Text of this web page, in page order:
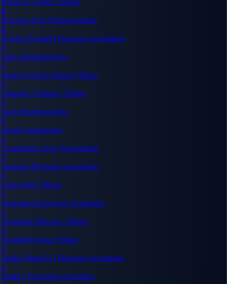
R
Roronoa Zoro Deuteragonista
R
Ryuma (Zombie) Personaje secundario
S
Sabo Deuteragonista
S
Saint Jaygarcia Saturn Villano
S
Sakazuki (Akainu) Villano
S
Sanji Deuteragonista
S
Sasaki Antagonista
S
Scratchmen Apoo Antagonista
S
Sengoku Personaje secundario
S
Señor Pink Villano
S
Sentomaru Personaje secundario
S
Seraphim Hancock Villano
S
Seraphim Kuma Villano
S
Shaka (Punk-01) Personaje secundario
S
Shakky Personaje secundario